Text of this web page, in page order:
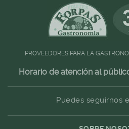
PROVEEDORES PARA LA
Horario de atención al
Puedes seguirnos